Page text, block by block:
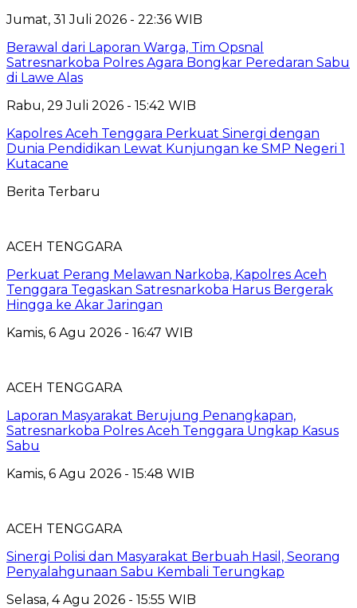
Jumat, 31 Juli 2026 - 22:36 WIB
Berawal dari Laporan Warga, Tim Opsnal
Satresnarkoba Polres Agara Bongkar Peredaran Sabu
di Lawe Alas
Rabu, 29 Juli 2026 - 15:42 WIB
Kapolres Aceh Tenggara Perkuat Sinergi dengan
Dunia Pendidikan Lewat Kunjungan ke SMP Negeri 1
Kutacane
Berita Terbaru
ACEH TENGGARA
Perkuat Perang Melawan Narkoba, Kapolres Aceh
Tenggara Tegaskan Satresnarkoba Harus Bergerak
Hingga ke Akar Jaringan
Kamis, 6 Agu 2026 - 16:47 WIB
ACEH TENGGARA
Laporan Masyarakat Berujung Penangkapan,
Satresnarkoba Polres Aceh Tenggara Ungkap Kasus
Sabu
Kamis, 6 Agu 2026 - 15:48 WIB
ACEH TENGGARA
Sinergi Polisi dan Masyarakat Berbuah Hasil, Seorang
Penyalahgunaan Sabu Kembali Terungkap
Selasa, 4 Agu 2026 - 15:55 WIB